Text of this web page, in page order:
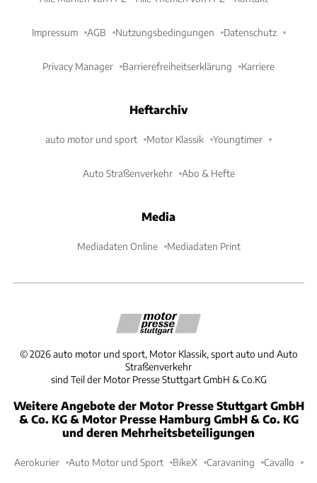
Impressum AGB Nutzungsbedingungen Datenschutz
Privacy Manager Barrierefreiheitserklärung Karriere
Heftarchiv
auto motor und sport Motor Klassik Youngtimer
Auto Straßenverkehr Abo & Hefte
Media
Mediadaten Online Mediadaten Print
©2026 auto motor und sport, Motor Klassik, sport auto und Auto
Straßenverkehr
sind Teil der Motor Presse Stuttgart GmbH & Co.KG
Weitere Angebote der Motor Presse Stuttgart GmbH
& Co. KG & Motor Presse Hamburg GmbH & Co. KG
und deren Mehrheitsbeteiligungen
Aerokurier Auto Motor und Sport BikeX Caravaning Cavallo